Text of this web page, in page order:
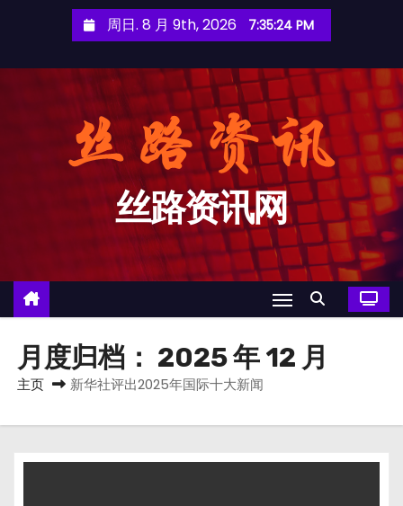
周日. 8 月 9th, 2026 7:35:25 PM
丝路资讯网
月度归档： 2025 年 12 月
主页 新华社评出2025年国际十大新闻